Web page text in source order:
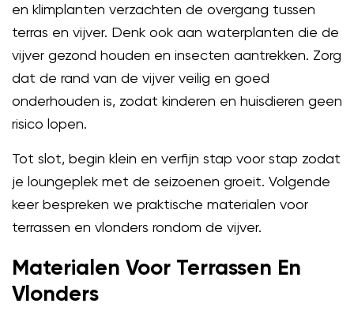
en klimplanten verzachten de overgang tussen
terras en vijver. Denk ook aan waterplanten die de
vijver gezond houden en insecten aantrekken. Zorg
dat de rand van de vijver veilig en goed
onderhouden is, zodat kinderen en huisdieren geen
risico lopen.
Tot slot, begin klein en verfijn stap voor stap zodat
je loungeplek met de seizoenen groeit. Volgende
keer bespreken we praktische materialen voor
terrassen en vlonders rondom de vijver.
Materialen Voor Terrassen En
Vlonders